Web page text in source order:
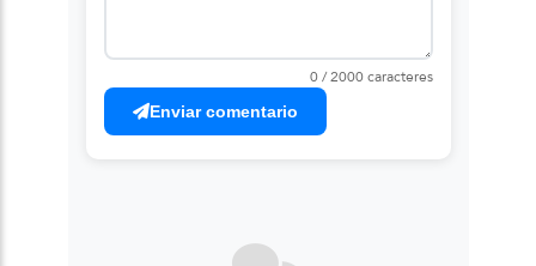
0 / 2000 caracteres
Enviar comentario